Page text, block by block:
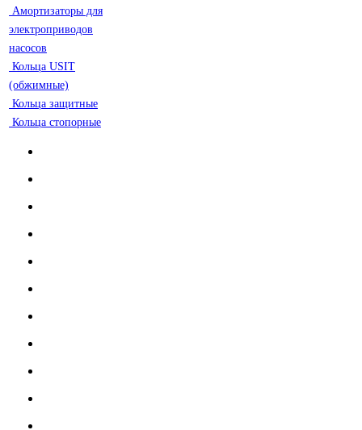
Амортизаторы для
электроприводов
насосов
Кольца USIT
(обжимные)
Кольца защитные
Кольца стопорные